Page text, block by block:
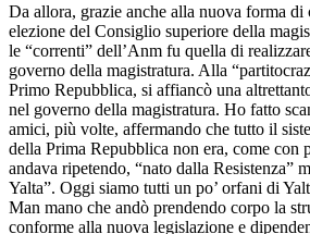
Da allora, grazie anche alla nuova forma di
elezione del Consiglio superiore della
le “correnti” dell’Anm fu quella di
governo della magistratura. Alla
Primo Repubblica, si affiancò una
nel governo della magistratura. Ho fatto
amici, più volte, affermando che tutto il
della Prima Repubblica non era, come con
andava ripetendo, “nato dalla Resistenza”
Yalta”. Oggi siamo tutti un po’ orfani di
Man mano che andò prendendo corpo la
conforme alla nuova legislazione e